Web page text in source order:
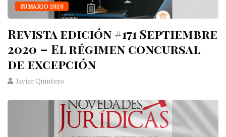
SUMARIO 2020
Revista edición #171 Septiembre
2020 – El régimen concursal
de excepción
Javier Quintero